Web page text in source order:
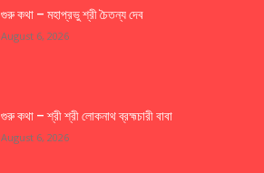
গুরু কথা – মহাপ্রভু শ্রী চৈতন্য দেব
August 6, 2026
গুরু কথা – শ্রী শ্রী লোকনাথ ব্রহ্মচারী বাবা
August 6, 2026